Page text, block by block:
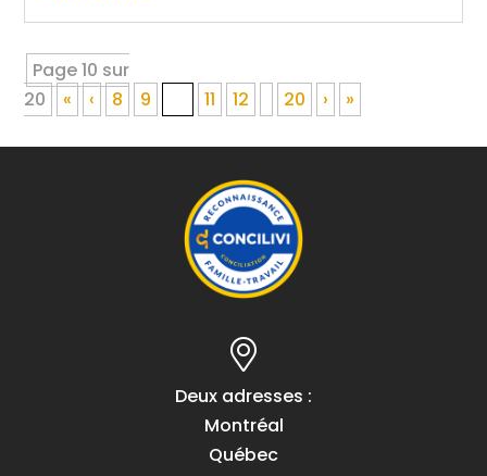
Page 10 sur
20
« ‹ 8 9 11 12 20 › »
Deux adresses :
Montréal
Québec